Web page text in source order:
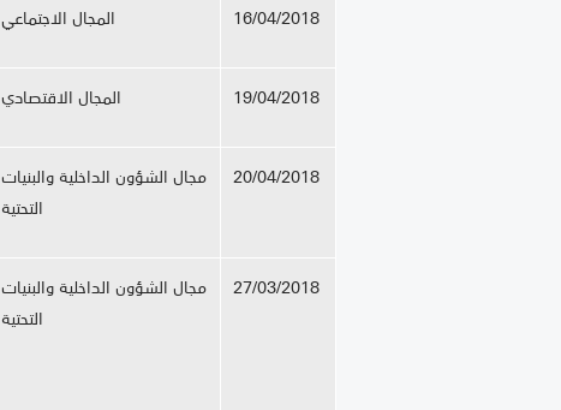
المجال الاجتماعي 16/04/2018
المجال الاقتصادي 19/04/2018
مجال الشؤون الداخلية والبنيات
التحتية
20/04/2018
مجال الشؤون الداخلية والبنيات
التحتية
27/03/2018